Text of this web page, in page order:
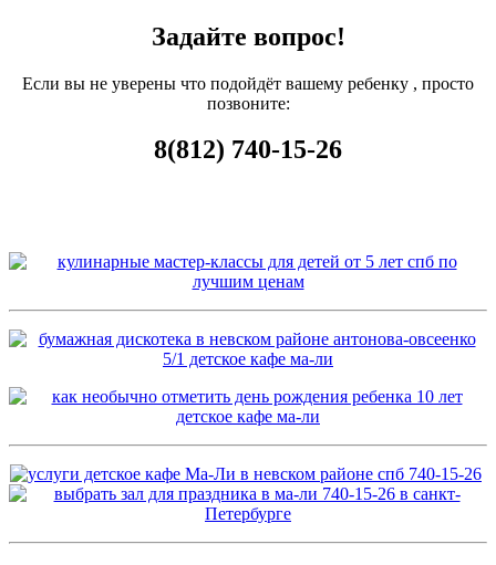
Задайте вопрос!
Если вы не уверены что подойдёт вашему ребенку , просто
позвоните:
8(812) 740-15-26